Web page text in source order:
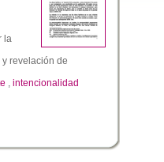
la
revelación de
, intencionalidad